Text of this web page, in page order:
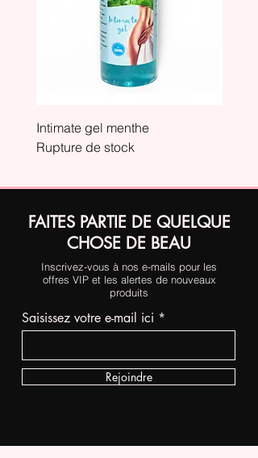
Intimate gel menthe
Rupture de stock
FAITES PARTIE DE QUELQUE
CHOSE DE BEAU
Inscrivez-vous à nos e-mails pour les
offres VIP et les alertes de nouveaux
produits
Saisissez votre e-mail ici
Rejoindre